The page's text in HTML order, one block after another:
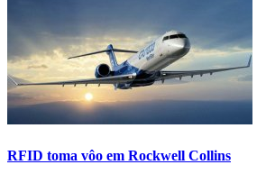
RFID toma vôo em Rockwell Collins